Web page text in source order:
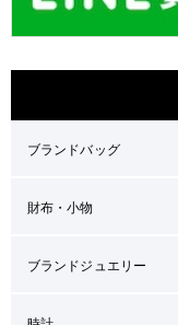
ブランドバッグ
財布・小物
ブランドジュエリー